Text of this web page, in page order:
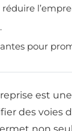
pour
est
des voies